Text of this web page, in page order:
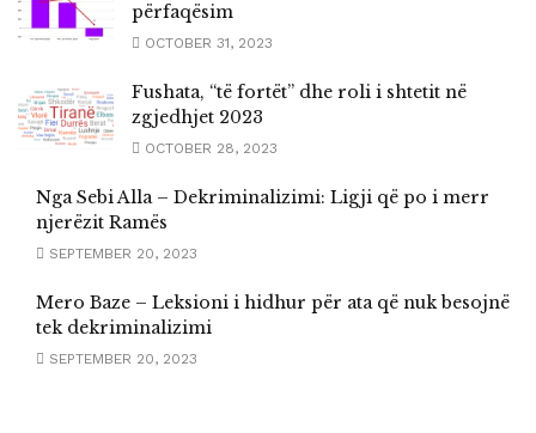
përfaqësim
OCTOBER 31, 2023
Fushata, “të fortët” dhe roli i shtetit në
zgjedhjet 2023
OCTOBER 28, 2023
Nga Sebi Alla – Dekriminalizimi: Ligji që po i merr
njerëzit Ramës
SEPTEMBER 20, 2023
Mero Baze – Leksioni i hidhur për ata që nuk besojnë
tek dekriminalizimi
SEPTEMBER 20, 2023